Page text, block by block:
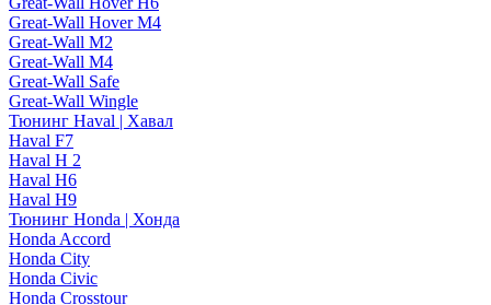
Great-Wall Hover M4
Great-Wall M2
Great-Wall M4
Great-Wall Safe
Great-Wall Wingle
Тюнинг Haval | Хавал
Haval F7
Haval H 2
Haval H6
Haval H9
Тюнинг Honda | Хонда
Honda Accord
Honda City
Honda Civic
Honda Crosstour